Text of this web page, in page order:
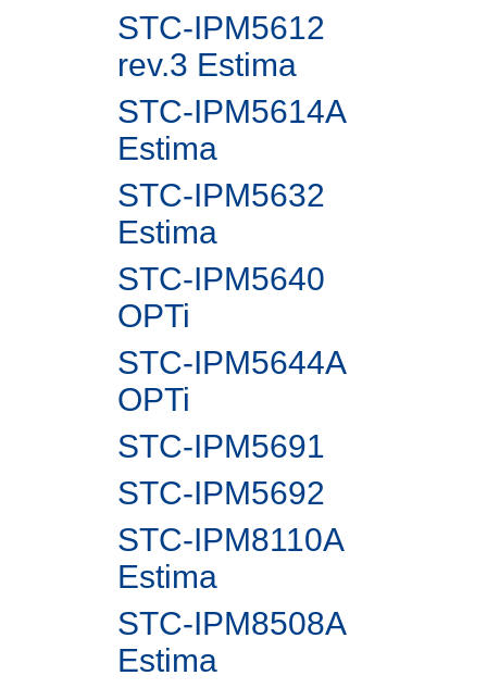
STC-IPM5612
rev.3 Estima
STC-IPM5614A
Estima
STC-IPM5632
Estima
STC-IPM5640
OPTi
STC-IPM5644A
OPTi
STC-IPM5691
STC-IPM5692
STC-IPM8110A
Estima
STC-IPM8508A
Estima